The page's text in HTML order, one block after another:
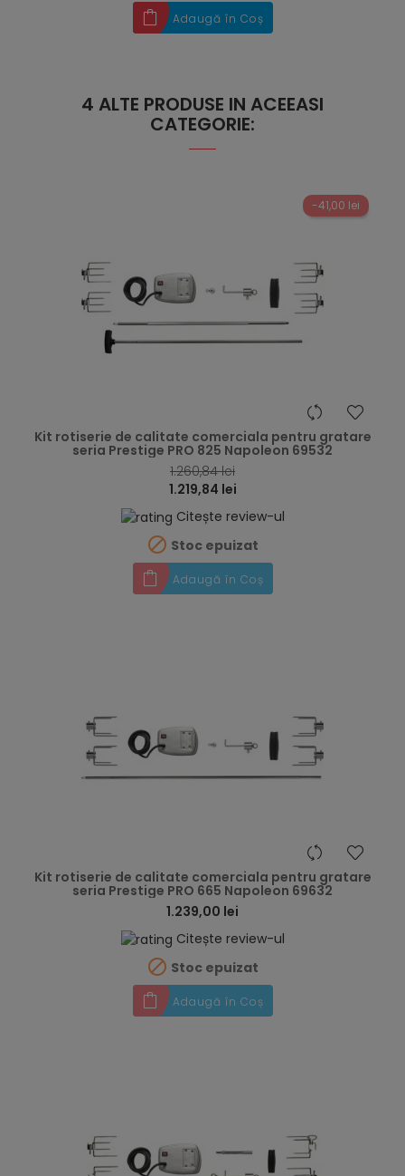
Adaugă în Coș
4 ALTE PRODUSE IN ACEEASI
CATEGORIE:
-41,00 lei
Kit rotiserie de calitate comerciala pentru gratare
seria Prestige PRO 825 Napoleon 69532
1.260,84 lei
1.219,84 lei
Citește review-ul
 Stoc epuizat
Adaugă în Coș
Kit rotiserie de calitate comerciala pentru gratare
seria Prestige PRO 665 Napoleon 69632
1.239,00 lei
Citește review-ul
 Stoc epuizat
Adaugă în Coș